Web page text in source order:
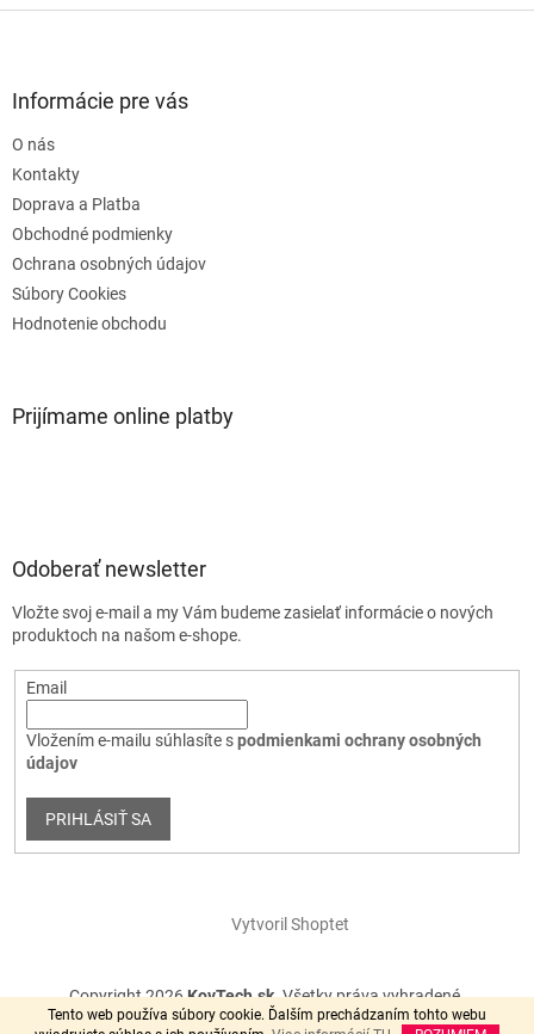
Tento web používa súbory cookie. Ďalším prechádzaním tohto webu
Informácie pre vás
O nás
Kontakty
Doprava a Platba
Obchodné podmienky
Ochrana osobných údajov
Súbory Cookies
Hodnotenie obchodu
Prijímame online platby
Odoberať newsletter
Vložte svoj e-mail a my Vám budeme zasielať informácie o nových
produktoch na našom e-shope.
Email
Vložením e-mailu súhlasíte spodmienkami ochrany osobných
údajov
PRIHLÁSIŤ SA
Vytvoril Shoptet
Copyright 2026KovTech.sk. Všetky práva vyhradené.